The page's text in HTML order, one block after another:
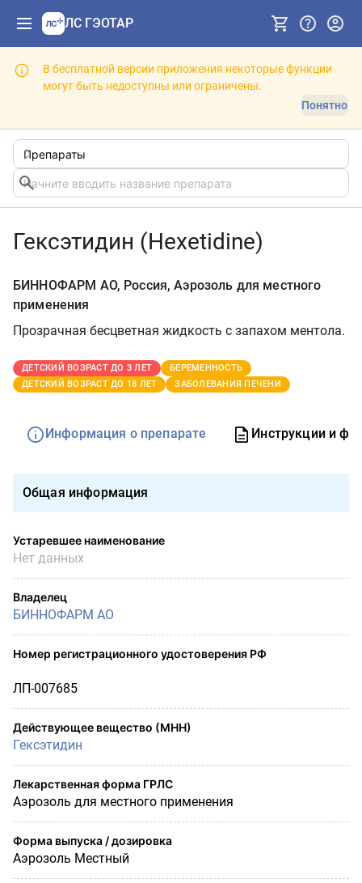
ЛС ГЭОТАР
В бесплатной версии приложения некоторые функции
могут быть недоступны или ограничены.
Понятно
Гексэтидин (Hexetidine)
БИННОФАРМ АО, Россия, Аэрозоль для местного
применения
Прозрачная бесцветная жидкость с запахом ментола.
ДЕТСКИЙ ВОЗРАСТ ДО 3 ЛЕТ
БЕРЕМЕННОСТЬ
ДЕТСКИЙ ВОЗРАСТ ДО 18 ЛЕТ
ЗАБОЛЕВАНИЯ ПЕЧЕНИ
Информация о препарате Инструкции и
Общая информация
Устаревшее наименование
Нет данных
Владелец
БИННОФАРМ АО
Номер регистрационного удостоверения РФ
ЛП-007685
Действующее вещество (МНН)
Гексэтидин
Лекарственная форма ГРЛС
Аэрозоль для местного применения
Форма выпуска / дозировка
Аэрозоль Местный